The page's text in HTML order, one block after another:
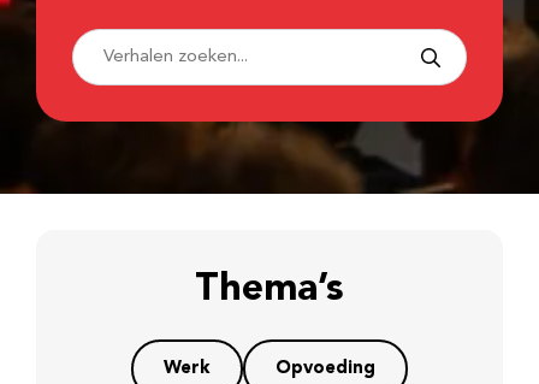
Thema’s
Werk Opvoeding